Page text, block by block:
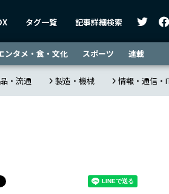
タグ一覧 記事詳細検索
ンタメ・食・文化 スポーツ 連載
・流通 製造・機械 情報・通信・